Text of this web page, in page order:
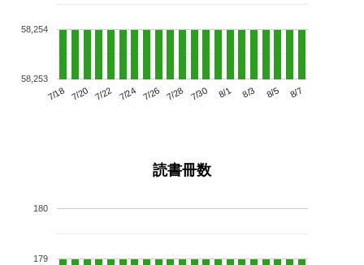
7/18 7/20 7/22 7/24 7/26 7/28 7/30 8/1 8/3 8/5 8/7
58,253
58,254
読書冊数
179
180